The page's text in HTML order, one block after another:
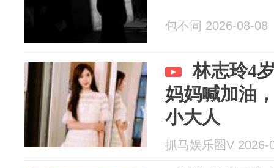
包不同 2026-08-08
林志玲4
妈妈喊加油
小大人
抓马娱乐圈V 2026-